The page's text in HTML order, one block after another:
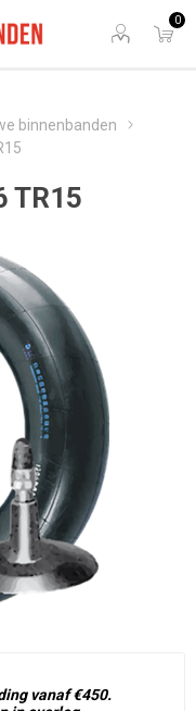
0
binnenbanden
TR15
vanaf €450.